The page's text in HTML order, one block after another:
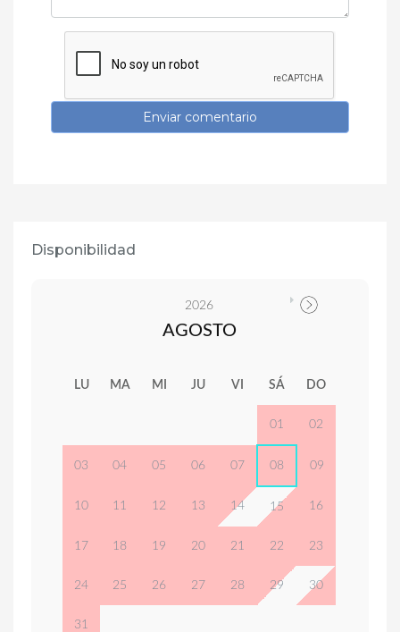
Enviar comentario
Disponibilidad
2026
AGOSTO
LU MA MI JU VI SÁ DO
01 02
03 04 05 06 07 08 09
10 11 12 13 14 15 16
17 18 19 20 21 22 23
24 25 26 27 28 29 30
31